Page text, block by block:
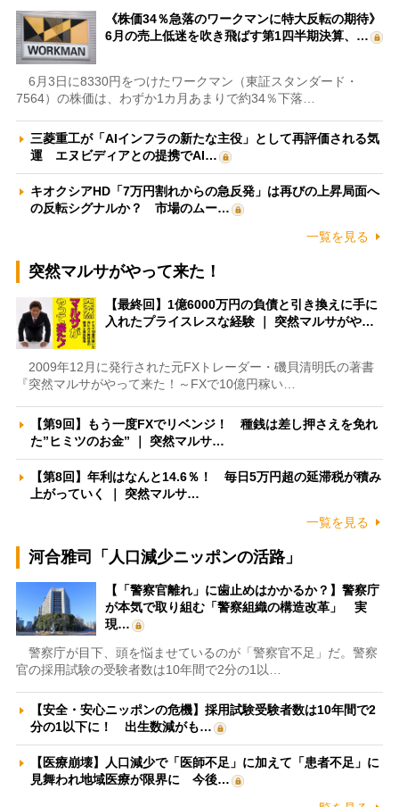
《株価34％急落のワークマンに特大反転の期待》
6月の売上低迷を吹き飛ばす第1四半期決算、…
6月3日に8330円をつけたワークマン（東証スタンダード・
7564）の株価は、わずか1カ月あまりで約34％下落…
三菱重工が「AIインフラの新たな主役」として再評価される気
運 エヌビディアとの提携でAI…
キオクシアHD「7万円割れからの急反発」は再びの上昇局面へ
の反転シグナルか？ 市場のムー…
一覧を見る
突然マルサがやって来た！
【最終回】1億6000万円の負債と引き換えに手に
入れたプライスレスな経験 ｜ 突然マルサがや…
2009年12月に発行された元FXトレーダー・磯貝清明氏の著書
『突然マルサがやって来た！～FXで10億円稼い…
【第9回】もう一度FXでリベンジ！ 種銭は差し押さえを免れ
た”ヒミツのお金” ｜ 突然マルサ…
【第8回】年利はなんと14.6％！ 毎日5万円超の延滞税が積み
上がっていく ｜ 突然マルサ…
一覧を見る
河合雅司「人口減少ニッポンの活路」
【「警察官離れ」に歯止めはかかるか？】警察庁
が本気で取り組む「警察組織の構造改革」 実
現…
警察庁が目下、頭を悩ませているのが「警察官不足」だ。警察
官の採用試験の受験者数は10年間で2分の1以…
【安全・安心ニッポンの危機】採用試験受験者数は10年間で2
分の1以下に！ 出生数減がも…
【医療崩壊】人口減少で「医師不足」に加えて「患者不足」に
見舞われ地域医療が限界に 今後…